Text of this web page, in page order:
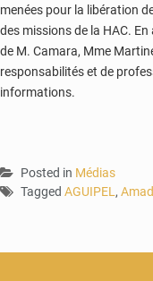
menées pour la libération
des missions de la HAC.
de M. Camara, Mme
responsabilités et de
informations.
Posted in Médias
Tagged AGUIPEL,